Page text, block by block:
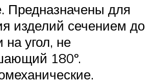
Предназначены для
изделий сечением до
угол, не
180º.